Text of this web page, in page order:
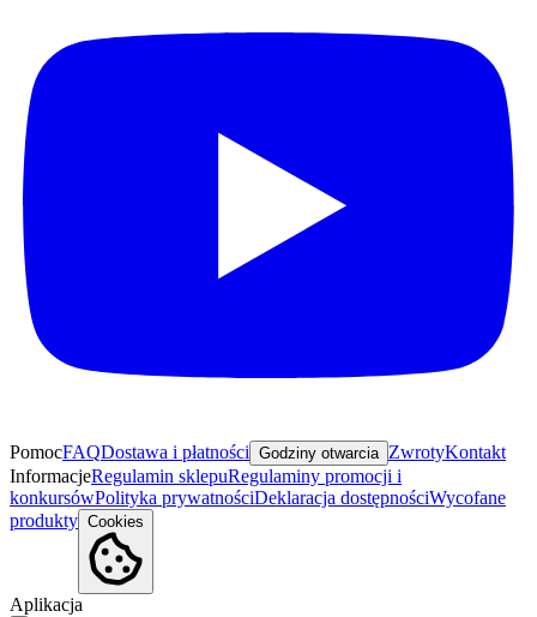
PomocFAQDostawa i płatności Godziny otwarcia ZwrotyKontakt
InformacjeRegulamin sklepuRegulaminy promocji i
konkursówPolityka prywatnościDeklaracja dostępnościWycofane
produkty Cookies
Aplikacja